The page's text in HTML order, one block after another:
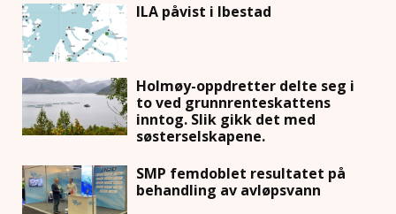
ILA påvist i Ibestad
Holmøy-oppdretter delte seg i
to ved grunnrenteskattens
inntog. Slik gikk det med
søsterselskapene.
SMP femdoblet resultatet på
behandling av avløpsvann